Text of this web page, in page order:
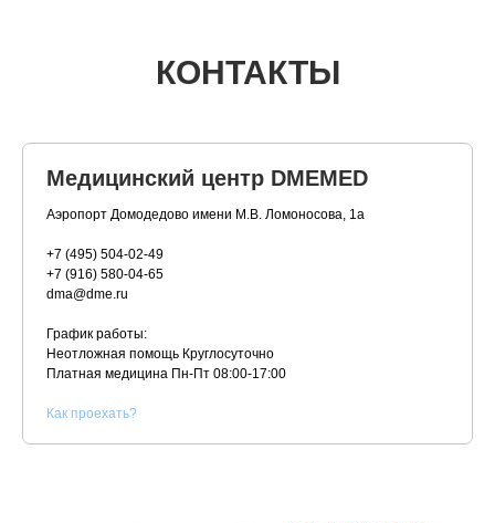
КОНТАКТЫ
Медицинский центр DMEMED
Аэропорт Домодедово имени М.В. Ломоносова, 1а
+7 (495) 504-02-49
+7 (916) 580-04-65
dma@dme.ru
График работы:
Неотложная помощь Круглосуточно
Платная медицина Пн-Пт 08:00-17:00
Как проехать?